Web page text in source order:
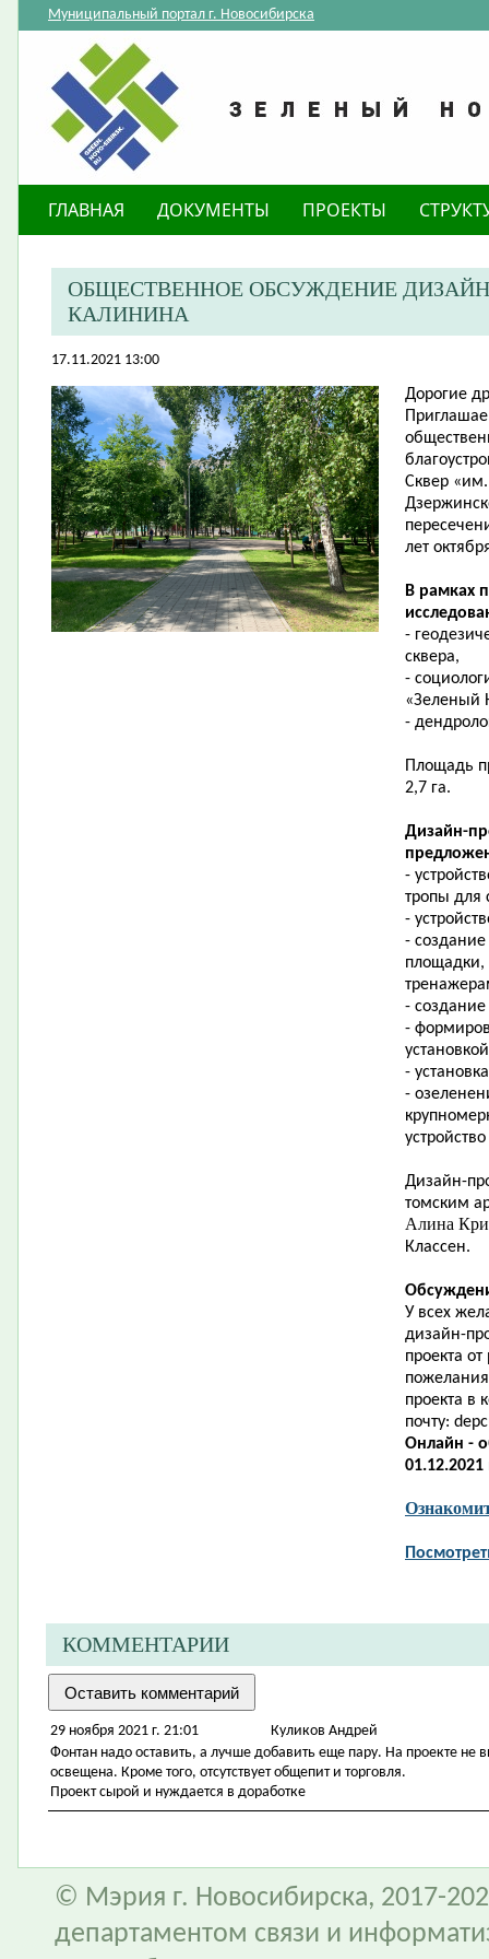
Муниципальный портал г. Новосибирска
ГЛАВНАЯ ДОКУМЕНТЫ ПРОЕКТЫ
ОБЩЕСТВЕННОЕ ОБСУЖДЕНИЕ
КАЛИНИНА
17.11.2021 13:00
Дорогие
Сквер
лет
В рамках
-
сквера,
-
«Зеленый
-
Площадь
2,7 га.
Дизайн-
-
тропы для
-
-
площадки,
-
-
-
-
Дизайн-
томским
Алина
Классен.
У всех
дизайн-
проекта
проекта в
почту:
Онлайн -
01.12.2021
КОММЕНТАРИИ
29 ноября 2021 г. 21:01
Куликов Андрей
Фонтан надо оставить, а лучше добавить еще пару. На проекте не
освещена. Кроме того, отсутствует общепит и торговля.
Проект сырой и нуждается в доработке
© Мэрия г. Новосибирска, 2017-
департаментом связи и